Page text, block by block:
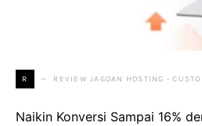
R REVIEW JAGOAN HOSTING -
Naikin Konversi Sampai 16%